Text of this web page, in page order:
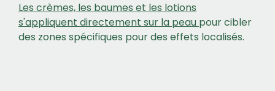
Les crèmes, les baumes et les lotions
s'appliquent directement sur la peau pour cibler
des zones spécifiques pour des effets localisés.